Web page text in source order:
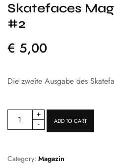
Skatefaces
#2
€ 5,00
Die zweite Ausgabe des
-
+
ADD TO CART
Category: Magazin